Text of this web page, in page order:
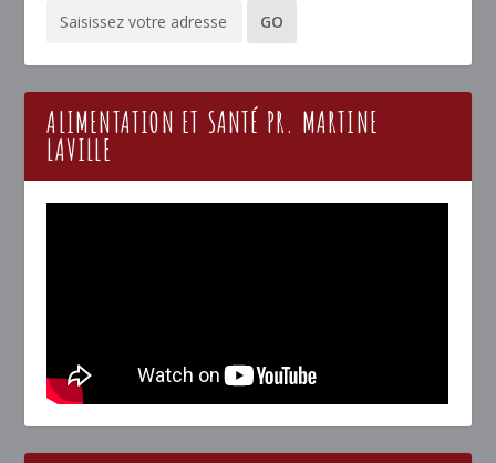
ALIMENTATION ET SANTÉ PR. MARTINE
LAVILLE